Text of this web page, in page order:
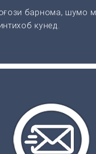
барнома, шумо
кунед.